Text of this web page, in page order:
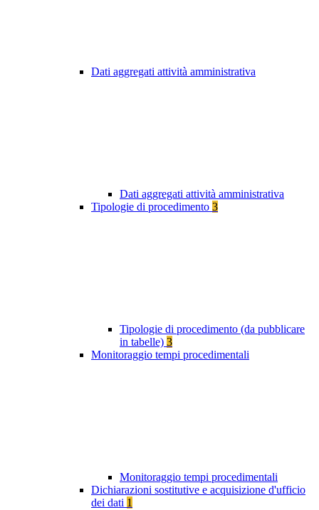
Dati aggregati attività amministrativa
Dati aggregati attività amministrativa
Tipologie di procedimento 3
Tipologie di procedimento (da pubblicare
in tabelle) 3
Monitoraggio tempi procedimentali
Monitoraggio tempi procedimentali
Dichiarazioni sostitutive e acquisizione d'ufficio
dei dati 1